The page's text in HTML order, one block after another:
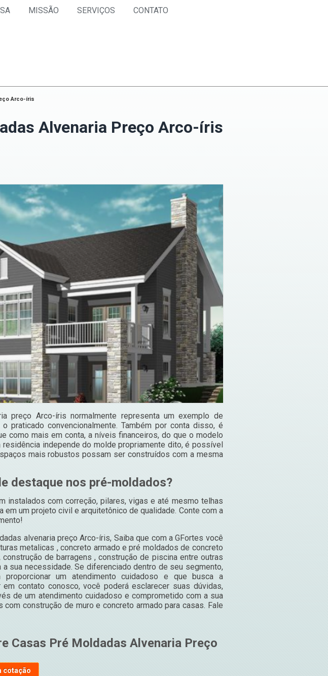
MISSÃO SERVIÇOS CONTATO
Arco-íris
Alvenaria Preço Arco-íris
preço Arco-íris normalmente representa um exemplo de
praticado convencionalmente. Também por conta disso, é
como mais em conta, a níveis financeiros, do que o modelo
residência independe do molde propriamente dito, é possível
mais robustos possam ser construídos com a mesma
destaque nos pré-moldados?
instalados com correção, pilares, vigas e até mesmo telhas
um projeto civil e arquitetônico de qualidade. Conte com a
alvenaria preço Arco-íris, Saiba que com a GFortes você
metalicas , concreto armado e pré moldados de concreto
de barragens , construção de piscina entre outras
sua necessidade. Se diferenciado dentro de seu segmento,
proporcionar um atendimento cuidadoso e que busca a
contato conosco, você poderá esclarecer suas dúvidas,
de um atendimento cuidadoso e comprometido com a sua
com construção de muro e concreto armado para casas. Fale
Casas Pré Moldadas Alvenaria Preço
cotação